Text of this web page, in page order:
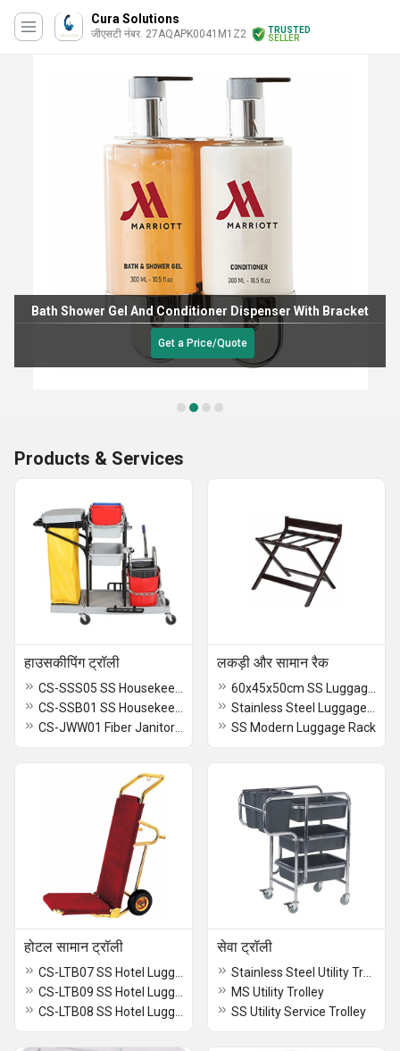
Cura Solutions
जीएसटी नंबर. 27AQAPK0041M1Z2
TRUSTED
SELLER
Bath Shower Gel And Conditioner Dispenser With Bracket
Get a Price/Quote
Products & Services
हाउसकीपिंग ट्रॉली लकड़ी और सामान रैक
SS Modern Luggage Rack
होटल सामान ट्रॉली सेवा ट्रॉली
MS Utility Trolley
SS Utility Service Trolley